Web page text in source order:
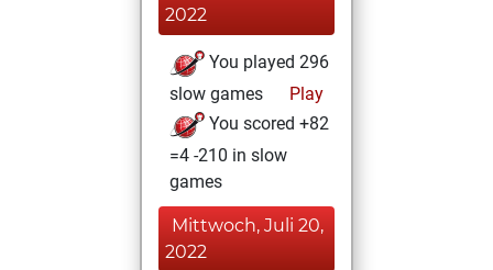
2022
You played 296
slow games
Play
You scored +82
=4 -210 in slow
games
Mittwoch, Juli 20,
2022